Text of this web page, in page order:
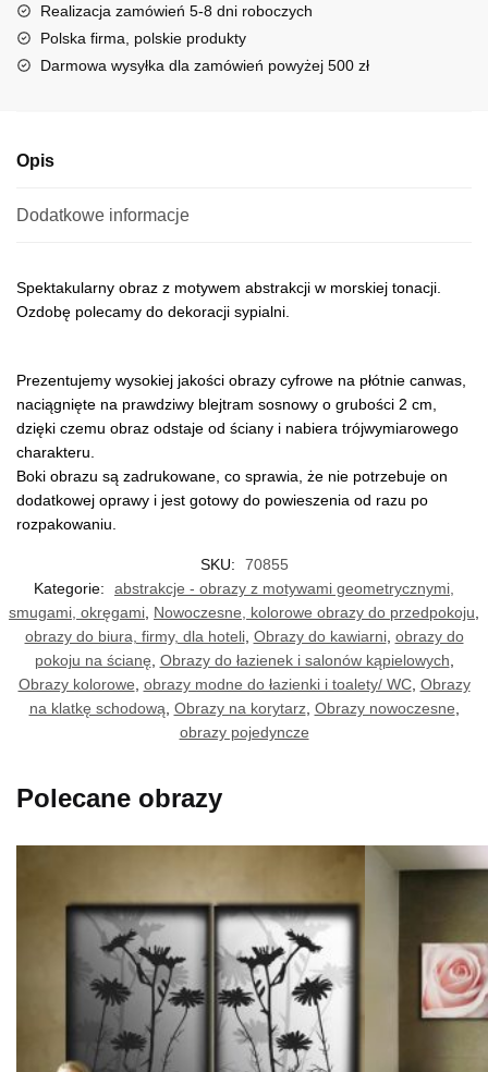
Realizacja zamówień 5-8 dni roboczych
Polska firma, polskie produkty
Darmowa wysyłka dla zamówień powyżej 500 zł
Opis
Dodatkowe informacje
Spektakularny obraz z motywem abstrakcji w morskiej tonacji.
Ozdobę polecamy do dekoracji sypialni.
Prezentujemy wysokiej jakości obrazy cyfrowe na płótnie canwas,
naciągnięte na prawdziwy blejtram sosnowy o grubości 2 cm,
dzięki czemu obraz odstaje od ściany i nabiera trójwymiarowego
charakteru.
Boki obrazu są zadrukowane, co sprawia, że nie potrzebuje on
dodatkowej oprawy i jest gotowy do powieszenia od razu po
rozpakowaniu.
SKU:
70855
Kategorie:
abstrakcje - obrazy z motywami geometrycznymi,
smugami, okręgami Nowoczesne, kolorowe obrazy do przedpokoju
obrazy do biura, firmy, dla hoteli, Obrazy do kawiarni, obrazy do
pokoju na ścianę Obrazy do łazienek i salonów kąpielowych
Obrazy kolorowe obrazy modne do łazienki i toalety/ WC, Obrazy
na klatkę schodową Obrazy na korytarz, Obrazy nowoczesne
obrazy pojedyncze
Polecane obrazy